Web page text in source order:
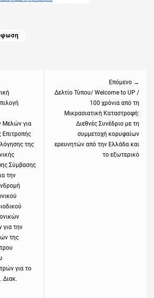
Μελών για
Επιτροπής
της
Σύμβασης
την
για την
της
για το
Διακ.
Επόμενο →
Next
Δελτίο Τύπου/ Welcome to UP /
100 χρόνια από τη
Μικρασιατική Καταστροφή:
Διεθνές Συνέδριο με τη
συμμετοχή κορυφαίων
ερευνητών από την Ελλάδα και
το εξωτερικό